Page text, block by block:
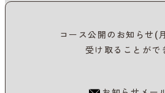
コース公開のお知らせ(
受け取ることがで